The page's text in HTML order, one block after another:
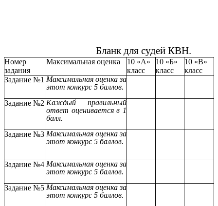
Бланк для судей КВН.
Номер
задания
Максимальная оценка
10 «А»
класс
10 «Б»
класс
10 «В»
класс
Задание №1 Максимальная оценка за
этот конкурс 5 баллов.
Задание №2 Каждый правильный
ответ оценивается в 1
балл.
Задание №3 Максимальная оценка за
этот конкурс 5 баллов.
Задание №4 Максимальная оценка за
этот конкурс 5 баллов.
Задание №5 Максимальная оценка за
этот конкурс 5 баллов.